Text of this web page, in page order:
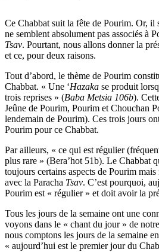
Ce Chabbat suit la fête de Pourim. Or, il
ne semblent absolument pas associés à
Tsav. Pourtant, nous allons donner la
et ce, pour deux raisons.
Tout d’abord, le thème de Pourim
Chabbat. « Une ‘Hazaka se produit
trois reprises » (Baba Metsia 106b).
Jeûne de Pourim, Pourim et Chouchan
lendemain de Pourim). Ces trois jours
Pourim pour ce Chabbat.
Par ailleurs, « ce qui est régulier
plus rare » (Bera’hot 51b). Le Chabbat
toujours certains aspects de Pourim
avec la Paracha Tsav. C’est pourquoi,
Pourim est « régulier » et doit avoir la
Tous les jours de la semaine ont une
voyons dans le « chant du jour » de
nous comptons les jours de la semaine
« aujourd’hui est le premier jour du